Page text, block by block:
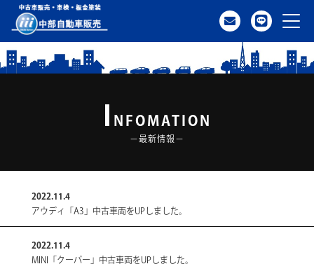
中古車一覧
納車までの流れ
NFOMATION
−最新情報−
2022.11.4
アウディ「A3」中古車両をUPしました。
2022.11.4
MINI「クーパー」中古車両をUPしました。